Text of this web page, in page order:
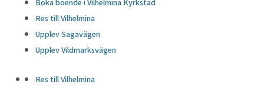
Res till Vilhelmina
Upplev Sagavägen
Upplev Vildmarksvägen
Res till Vilhelmina